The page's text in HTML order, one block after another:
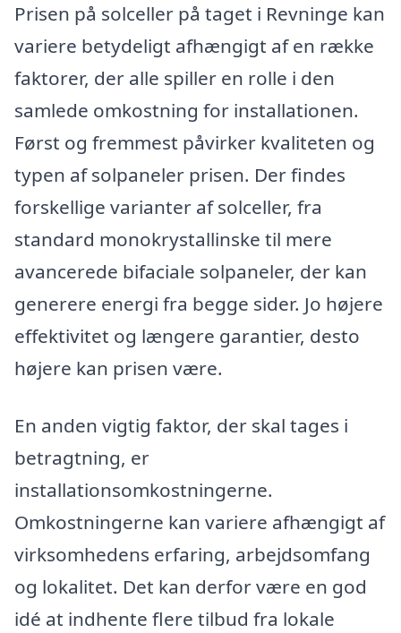
Prisen på solceller på taget i Revninge kan
variere betydeligt afhængigt af en række
faktorer, der alle spiller en rolle i den
samlede omkostning for installationen.
Først og fremmest påvirker kvaliteten og
typen af solpaneler prisen. Der findes
forskellige varianter af solceller, fra
standard monokrystallinske til mere
avancerede bifaciale solpaneler, der kan
generere energi fra begge sider. Jo højere
effektivitet og længere garantier, desto
højere kan prisen være.
En anden vigtig faktor, der skal tages i
betragtning, er
installationsomkostningerne.
Omkostningerne kan variere afhængigt af
virksomhedens erfaring, arbejdsomfang
og lokalitet. Det kan derfor være en god
idé at indhente flere tilbud fra lokale